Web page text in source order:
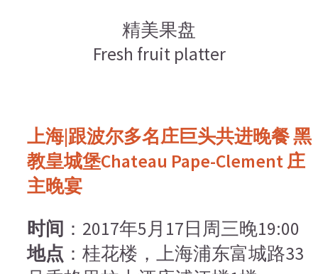
精美果盘
Fresh fruit platter
上海|跟波尔多名庄巨头共进晚餐 黑
教皇城堡Chateau Pape-Clement 庄
主晚宴
时间 ：2017年5月17日周三晚19:00
地点 ：桂花楼，上海浦东富城路33